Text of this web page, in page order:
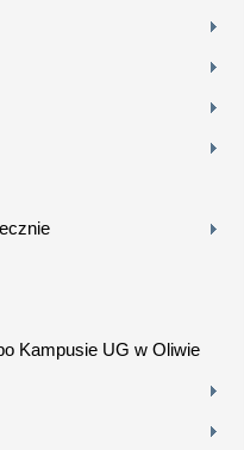
Kampusie UG w Oliwie